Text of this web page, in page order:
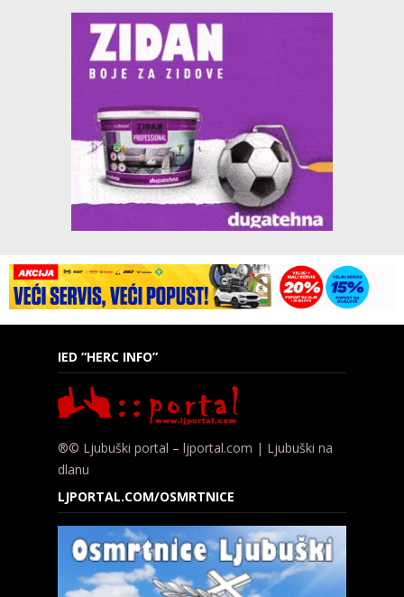
IED “HERC INFO”
®© Ljubuški portal – ljportal.com | Ljubuški na
dlanu
LJPORTAL.COM/OSMRTNICE